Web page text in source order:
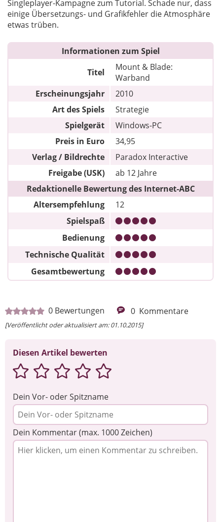
Singleplayer-Kampagne zum Tutorial. Schade nur, dass
einige Übersetzungs- und Grafikfehler die Atmosphäre
etwas trüben.
Informationen zum Spiel
Titel
Mount & Blade:
Warband
Erscheinungsjahr
2010
Art des Spiels
Strategie
Spielgerät
Windows-PC
Preis in Euro
34,95
Verlag / Bildrechte
Paradox Interactive
Freigabe (USK)
ab 12 Jahre
Redaktionelle Bewertung des Internet-ABC
Altersempfehlung
12
Spielspaß
Bedienung
Technische Qualität
Gesamtbewertung
0 Bewertungen 0 Kommentare
[Veröffentlicht oder aktualisiert am: 01.10.2015]
Diesen Artikel bewerten
Dein Vor- oder Spitzname
Dein Kommentar (max. 1000 Zeichen)